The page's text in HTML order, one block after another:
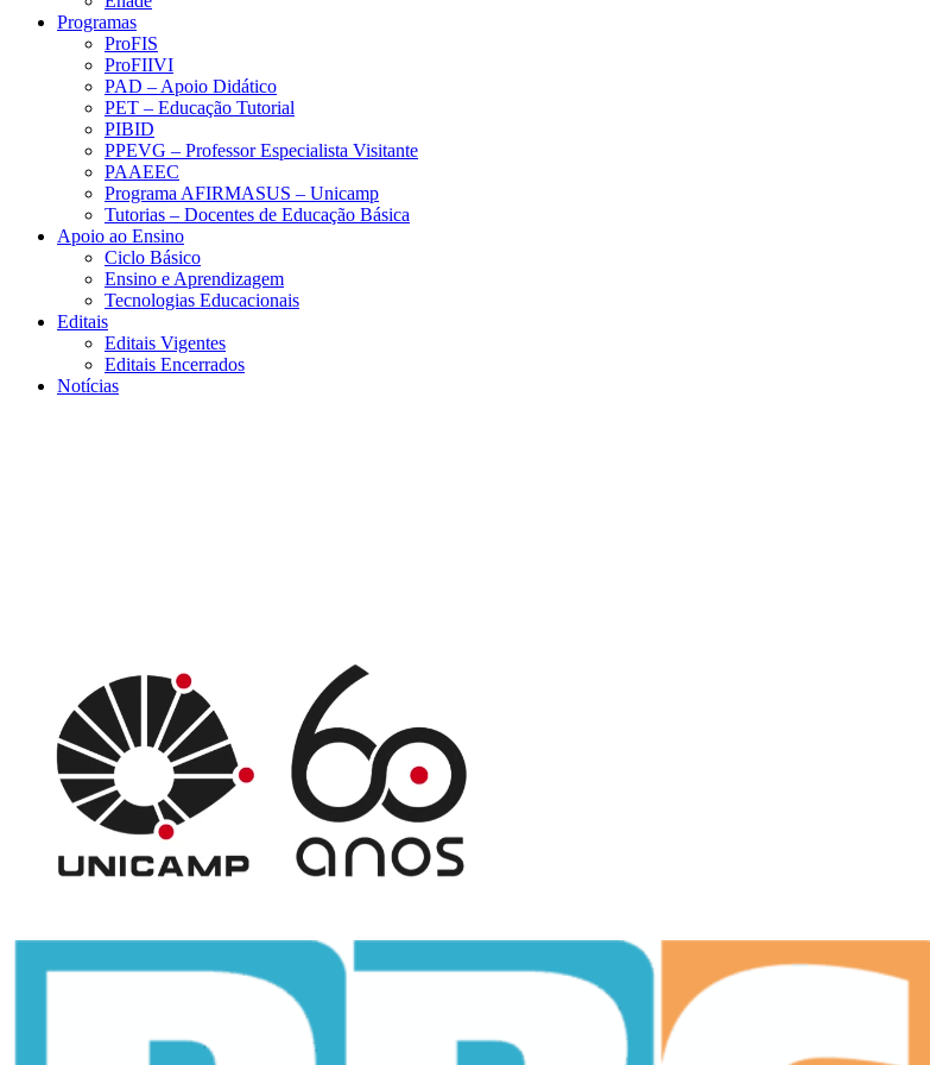
Programas
ProFIS
ProFIIVI
PAD – Apoio Didático
PET – Educação Tutorial
PIBID
PPEVG – Professor Especialista Visitante
PAAEEC
Programa AFIRMASUS – Unicamp
Tutorias – Docentes de Educação Básica
Apoio ao Ensino
Ciclo Básico
Ensino e Aprendizagem
Tecnologias Educacionais
Editais
Editais Vigentes
Editais Encerrados
Notícias